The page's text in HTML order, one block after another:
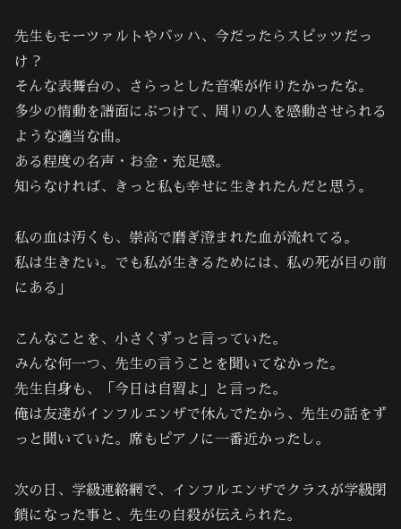
先生もモーツァルトやバッハ、今だったらスピッツだっ
け？
そんな表舞台の、さらっとした音楽が作りたかったな。
多少の情動を譜面にぶつけて、周りの人を感動させられる
ような適当な曲。
ある程度の名声・お金・充足感。
知らなければ、きっと私も幸せに生きれたんだと思う。
私の血は汚くも、崇高で磨ぎ澄まれた血が流れてる。
私は生きたい。でも私が生きるためには、私の死が目の前
にある」
こんなことを、小さくずっと言っていた。
みんな何一つ、先生の言うことを聞いてなかった。
先生自身も、「今日は自習よ」と言った。
俺は友達がインフルエンザで休んでたから、先生の話をず
っと聞いていた。席もピアノに一番近かったし。
次の日、学級連絡網で、インフルエンザでクラスが学級閉
鎖になった事と、先生の自殺が伝えられた。